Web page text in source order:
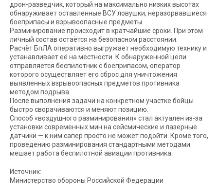
дрон-разведчик, который на максимально низких высотах
обнаруживает оставленные ВСУ ловушки, неразорвавшиеся
боеприпасы и взрывоопасные предметы.
Разминирование происходит в кратчайшие сроки. При этом
личный состав остаётся на безопасном расстоянии.
Расчёт БпЛА оперативно выгружает необходимую технику и
устанавливает её на местности. К обнаруженной цели
отправляется беспилотник с боеприпасом, оператор
которого осуществляет его сброс для уничтожения
выявленных взрывоопасных предметов противника
методом подрыва.
После выполнения задачи на конкретном участке бойцы
быстро сворачиваются и меняют позицию.
Способ «воздушного разминирования» стал актуален из-за
установки современных мин на сейсмические и лазерные
датчики — к ним сапер просто не может подойти. Кроме того,
проведению разминирования стандартными методами
мешает работа беспилотной авиации противника.
Источник:
Министерство обороны Российской Федерации